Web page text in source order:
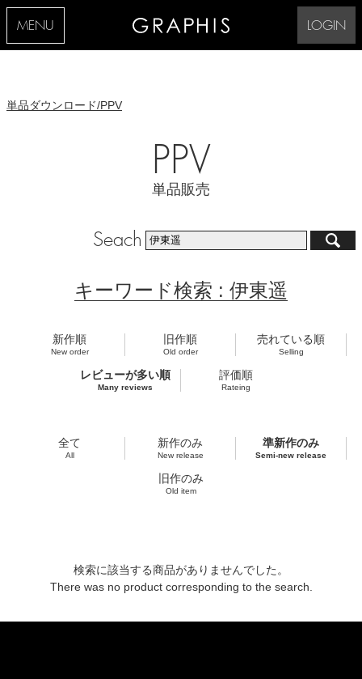
MENU LOGIN
単品ダウンロード/PPV
PPV
単品販売
Seach
キーワード検索 : 伊東遥
新作順
New order
旧作順
Old order
売れている順
Selling
レビューが多い順
Many reviews
評価順
Rateing
全て
All
新作のみ
New release
準新作のみ
Semi-new release
旧作のみ
Old item
検索に該当する商品がありませんでした。
There was no product corresponding to the search.